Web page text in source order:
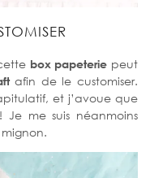
box papeterie peut
afin de le customiser.
et j’avoue que
Je me suis néanmoins